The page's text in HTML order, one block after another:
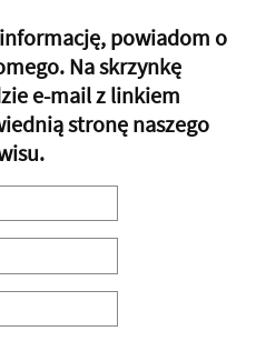
powiadom o
Na skrzynkę
e-mail z linkiem
stronę naszego